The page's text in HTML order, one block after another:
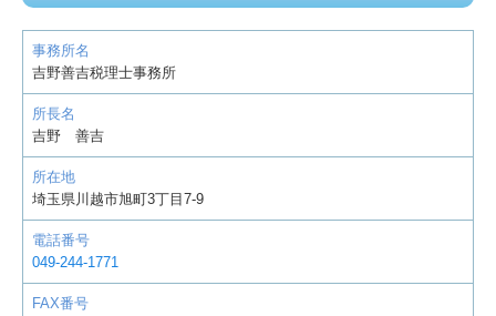
事務所名
吉野善吉税理士事務所
所長名
吉野 善吉
所在地
埼玉県川越市旭町3丁目7-9
電話番号
049-244-1771
FAX番号